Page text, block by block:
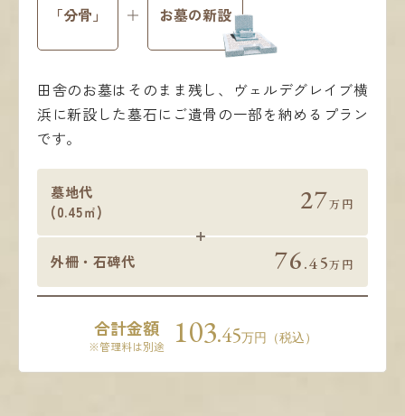
「分骨」 お墓の新設
田舎のお墓はそのまま残し、ヴェルデグレイブ横
浜に新設した墓石にご遺骨の一部を納めるプラン
です。
墓地代
(0.45㎡)
27万円
外柵・石碑代 76.45万円
合計金額
※管理料は別途 103.45万円（税込）